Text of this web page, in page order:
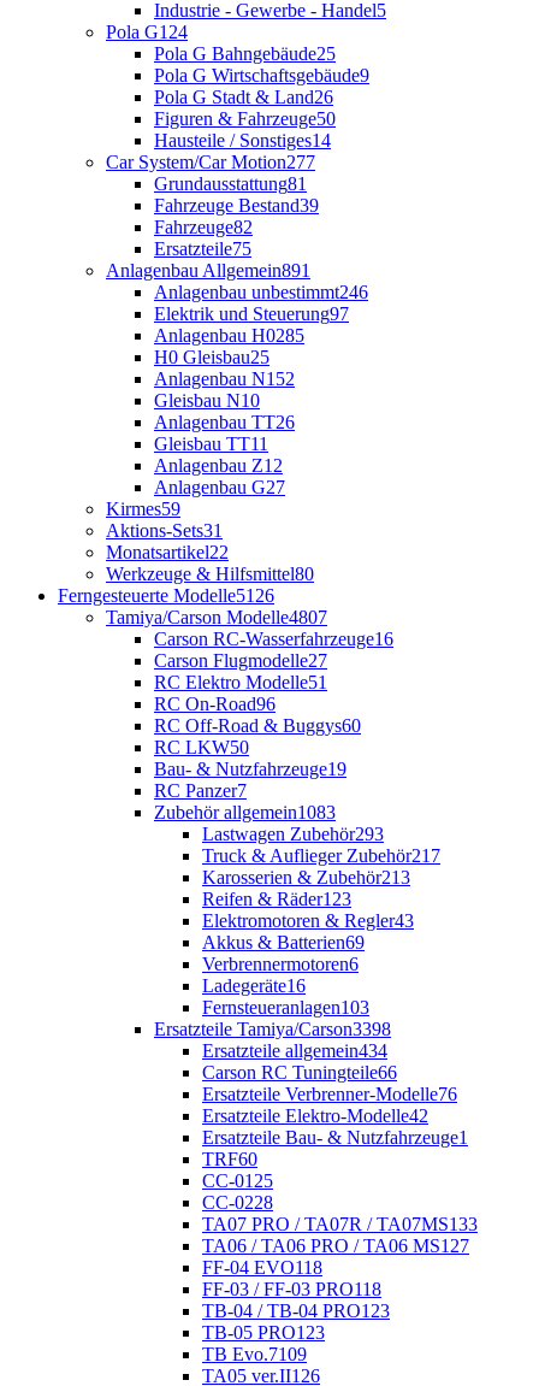
Industrie - Gewerbe - Handel5
Pola G124
Pola G Bahngebäude25
Pola G Wirtschaftsgebäude9
Pola G Stadt & Land26
Figuren & Fahrzeuge50
Hausteile / Sonstiges14
Car System/Car Motion277
Grundausstattung81
Fahrzeuge Bestand39
Fahrzeuge82
Ersatzteile75
Anlagenbau Allgemein891
Anlagenbau unbestimmt246
Elektrik und Steuerung97
Anlagenbau H0285
H0 Gleisbau25
Anlagenbau N152
Gleisbau N10
Anlagenbau TT26
Gleisbau TT11
Anlagenbau Z12
Anlagenbau G27
Kirmes59
Aktions-Sets31
Monatsartikel22
Werkzeuge & Hilfsmittel80
Ferngesteuerte Modelle5126
Tamiya/Carson Modelle4807
Carson RC-Wasserfahrzeuge16
Carson Flugmodelle27
RC Elektro Modelle51
RC On-Road96
RC Off-Road & Buggys60
RC LKW50
Bau- & Nutzfahrzeuge19
RC Panzer7
Zubehör allgemein1083
Lastwagen Zubehör293
Truck & Auflieger Zubehör217
Karosserien & Zubehör213
Reifen & Räder123
Elektromotoren & Regler43
Akkus & Batterien69
Verbrennermotoren6
Ladegeräte16
Fernsteueranlagen103
Ersatzteile Tamiya/Carson3398
Ersatzteile allgemein434
Carson RC Tuningteile66
Ersatzteile Verbrenner-Modelle76
Ersatzteile Elektro-Modelle42
Ersatzteile Bau- & Nutzfahrzeuge1
TRF60
CC-01 25
CC-0228
TA07 PRO / TA07R / TA07MS133
TA06 / TA06 PRO / TA06 MS127
FF-04 EVO118
FF-03 / FF-03 PRO118
TB-04 / TB-04 PRO123
TB-05 PRO123
TB Evo.7109
TA05 ver.II126